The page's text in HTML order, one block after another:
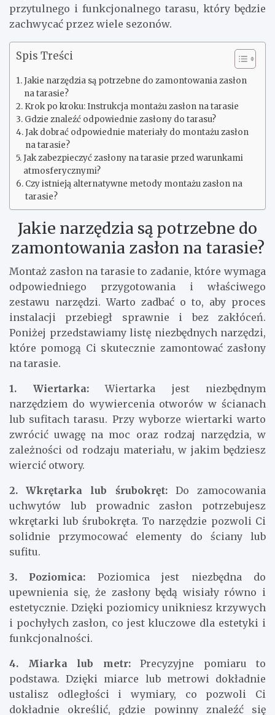
przytulnego i funkcjonalnego tarasu, który będzie
zachwycać przez wiele sezonów.
Spis Treści
Jakie narzędzia są potrzebne do zamontowania zasłon
na tarasie?
Krok po kroku: Instrukcja montażu zasłon na tarasie
Gdzie znaleźć odpowiednie zasłony do tarasu?
Jak dobrać odpowiednie materiały do montażu zasłon
na tarasie?
Jak zabezpieczyć zasłony na tarasie przed warunkami
atmosferycznymi?
Czy istnieją alternatywne metody montażu zasłon na
tarasie?
Jakie narzędzia są potrzebne do
zamontowania zasłon na tarasie?
Montaż zasłon na tarasie to zadanie, które wymaga
odpowiedniego przygotowania i właściwego
zestawu narzędzi. Warto zadbać o to, aby proces
instalacji przebiegł sprawnie i bez zakłóceń.
Poniżej przedstawiamy listę niezbędnych narzędzi,
które pomogą Ci skutecznie zamontować zasłony
na tarasie.
1. Wiertarka:Wiertarka jest niezbędnym
narzędziem do wywiercenia otworów w ścianach
lub sufitach tarasu. Przy wyborze wiertarki warto
zwrócić uwagę na moc oraz rodzaj narzędzia, w
zależności od rodzaju materiału, w jakim będziesz
wiercić otwory.
2. Wkrętarka lub śrubokręt:Do zamocowania
uchwytów lub prowadnic zasłon potrzebujesz
wkrętarki lub śrubokręta. To narzędzie pozwoli Ci
solidnie przymocować elementy do ściany lub
sufitu.
3. Poziomica: Poziomica jest niezbędna do
upewnienia się, że zasłony będą wisiały równo i
estetycznie. Dzięki poziomicy unikniesz krzywych
i pochyłych zasłon, co jest kluczowe dla estetyki i
funkcjonalności.
4. Miarka lub metr:Precyzyjne pomiaru to
podstawa. Dzięki miarce lub metrowi dokładnie
ustalisz odległości i wymiary, co pozwoli Ci
dokładnie określić, gdzie powinny znaleźć się